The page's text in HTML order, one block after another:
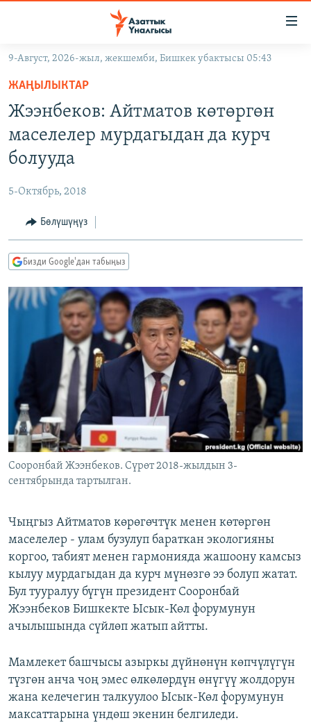
Навигацияга
өтүңүз
Издөөгө
салыңыз
КЫРГЫЗСТАН
МАДАНИЯТ
УКРАИНА
ТВ ПРОГРАММАЛАР
БҮГҮН АЗАТТЫКТА
ДАНИСТЕ
ЭЖЕ-СИҢДИЛЕР
АЗАТТЫК+
ЫҢГАЙСЫЗ СУРООЛОР
ПОДКАСТ
Русский
ОНЛАЙН ШЕРИНЕ
ЭЕ/АРнун бардык сайттары
9-Август, 2026-жыл, жекшемби, Бишкек убактысы 05:43
ЖАҢЫЛЫКТАР
Жээнбеков: Айтматов көтөргөн
маселелер мурдагыдан да курч
болууда
5-Октябрь, 2018
Бөлүшүңүз
Бизди Google'дан табыңыз
Сооронбай Жээнбеков. Сүрөт 2018-жылдын 3-
сентябрында тартылган.
Чыңгыз Айтматов көрөгөчтүк менен көтөргөн
маселелер - улам бузулуп бараткан экологияны
коргоо, табият менен гармонияда жашоону камсыз
кылуу мурдагыдан да курч мүнөзгө ээ болуп жатат.
Бул тууралуу бүгүн президент Сооронбай
Жээнбеков Бишкекте Ысык-Көл форумунун
ачылышында сүйлөп жатып айтты.
Мамлекет башчысы азыркы дүйнөнүн көпчүлүгүн
түзгөн анча чоң эмес өлкөлөрдүн өнүгүү жолдорун
жана келечегин талкуулоо Ысык-Көл форумунун
максаттарына үндөш экенин белгиледи.